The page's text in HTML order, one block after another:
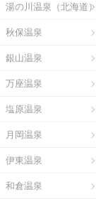
湯の川温泉（北海道）
秋保温泉
銀山温泉
万座温泉
塩原温泉
月岡温泉
伊東温泉
和倉温泉